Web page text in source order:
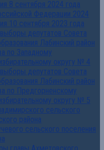
8 сентября 2024 года
Федерации 2024
10 сентября 2023 года
депутатов Совета
Лабинский район
по Западному
округу № 4
депутатов Совета
Лабинский район
по Предгорненскому
округу № 5
сельского
района
сельского поселения